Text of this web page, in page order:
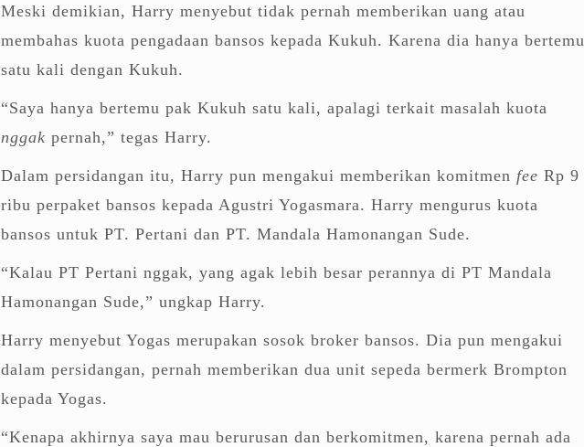
Meski demikian, Harry menyebut tidak pernah memberikan uang atau
membahas kuota pengadaan bansos kepada Kukuh. Karena dia hanya bertemu
satu kali dengan Kukuh.
“Saya hanya bertemu pak Kukuh satu kali, apalagi terkait masalah kuota
nggak pernah,” tegas Harry.
Dalam persidangan itu, Harry pun mengakui memberikan komitmen fee Rp 9
ribu perpaket bansos kepada Agustri Yogasmara. Harry mengurus kuota
bansos untuk PT. Pertani dan PT. Mandala Hamonangan Sude.
“Kalau PT Pertani nggak, yang agak lebih besar perannya di PT Mandala
Hamonangan Sude,” ungkap Harry.
Harry menyebut Yogas merupakan sosok broker bansos. Dia pun mengakui
dalam persidangan, pernah memberikan dua unit sepeda bermerk Brompton
kepada Yogas.
“Kenapa akhirnya saya mau berurusan dan berkomitmen, karena pernah ada